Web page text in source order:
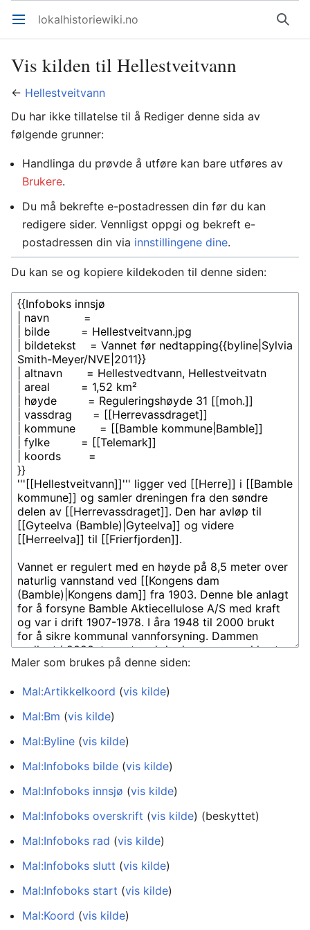
Åpne hovedmenyen lokalhistoriewiki.no Søk
Vis kilden til Hellestveitvann
← Hellestveitvann
Du har ikke tillatelse til å Rediger denne sida av
følgende grunner:
Handlinga du prøvde å utføre kan bare utføres av
Brukere.
Du må bekrefte e-postadressen din før du kan
redigere sider. Vennligst oppgi og bekreft e-
postadressen din via innstillingene dine.
Du kan se og kopiere kildekoden til denne siden:
Maler som brukes på denne siden:
Mal:Artikkelkoord (vis kilde)
Mal:Bm (vis kilde)
Mal:Byline (vis kilde)
Mal:Infoboks bilde (vis kilde)
Mal:Infoboks innsjø (vis kilde)
Mal:Infoboks overskrift (vis kilde) (beskyttet)
Mal:Infoboks rad (vis kilde)
Mal:Infoboks slutt (vis kilde)
Mal:Infoboks start (vis kilde)
Mal:Koord (vis kilde)